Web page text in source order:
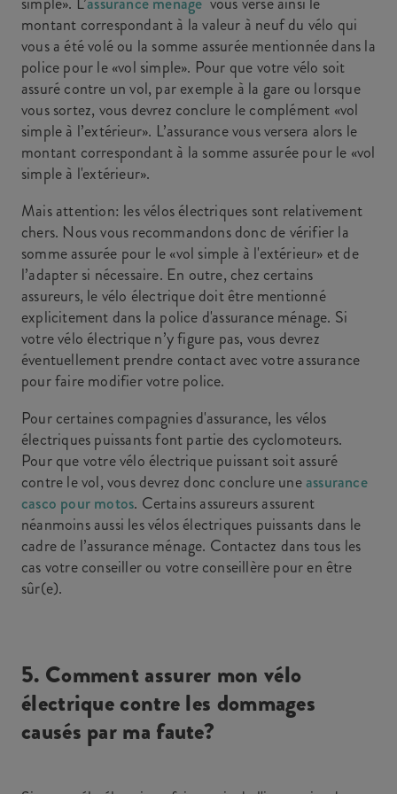
montant correspondant à la valeur à neuf du vélo qui
vous a été volé ou la somme assurée mentionnée dans la
police pour le «vol simple». Pour que votre vélo soit
assuré contre un vol, par exemple à la gare ou lorsque
vous sortez, vous devrez conclure le complément «vol
simple à l’extérieur». L’assurance vous versera alors le
montant correspondant à la somme assurée pour le «vol
simple à l'extérieur».
Mais attention: les vélos électriques sont relativement
chers. Nous vous recommandons donc de vérifier la
somme assurée pour le «vol simple à l'extérieur» et de
l’adapter si nécessaire. En outre, chez certains
assureurs, le vélo électrique doit être mentionné
explicitement dans la police d'assurance ménage. Si
votre vélo électrique n’y figure pas, vous devrez
éventuellement prendre contact avec votre assurance
pour faire modifier votre police.
Pour certaines compagnies d'assurance, les vélos
électriques puissants font partie des cyclomoteurs.
Pour que votre vélo électrique puissant soit assuré
contre le vol, vous devrez donc conclure uneassurance
casco pour motos. Certains assureurs assurent
néanmoins aussi les vélos électriques puissants dans le
cadre de l’assurance ménage. Contactez dans tous les
cas votre conseiller ou votre conseillère pour en être
sûr(e).
5. Comment assurer mon vélo
électrique contre les dommages
causés par ma faute?